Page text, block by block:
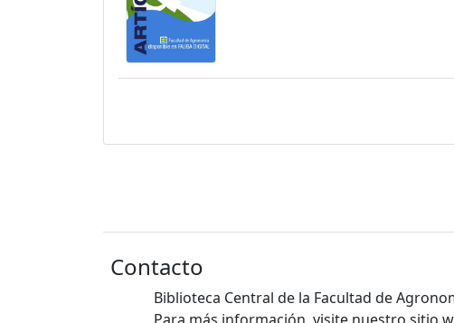
Contacto
Biblioteca Central de la Facultad de